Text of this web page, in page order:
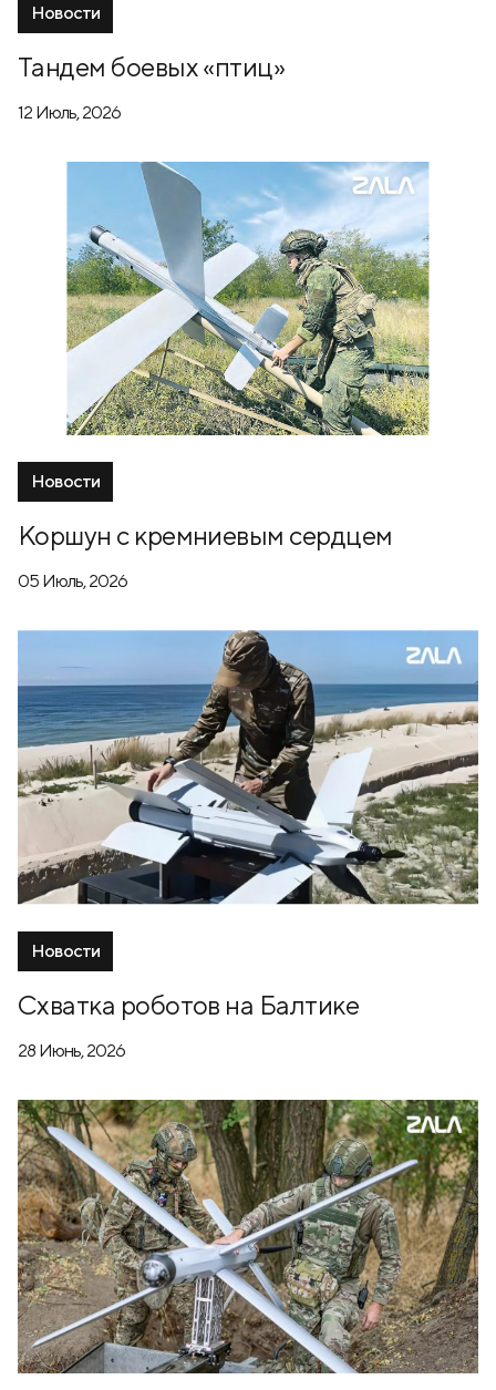
Новости
Тандем боевых «птиц»
12 Июль, 2026
Новости
Коршун с кремниевым сердцем
05 Июль, 2026
Новости
Схватка роботов на Балтике
28 Июнь, 2026